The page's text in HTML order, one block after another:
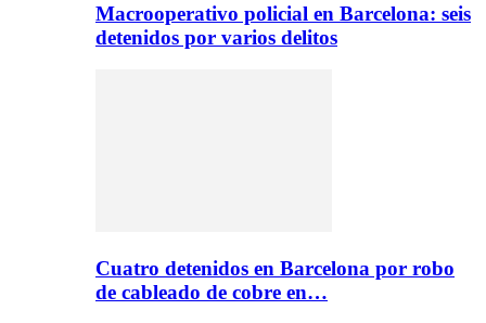
Macrooperativo policial en Barcelona: seis
detenidos por varios delitos
Cuatro detenidos en Barcelona por robo
de cableado de cobre en…